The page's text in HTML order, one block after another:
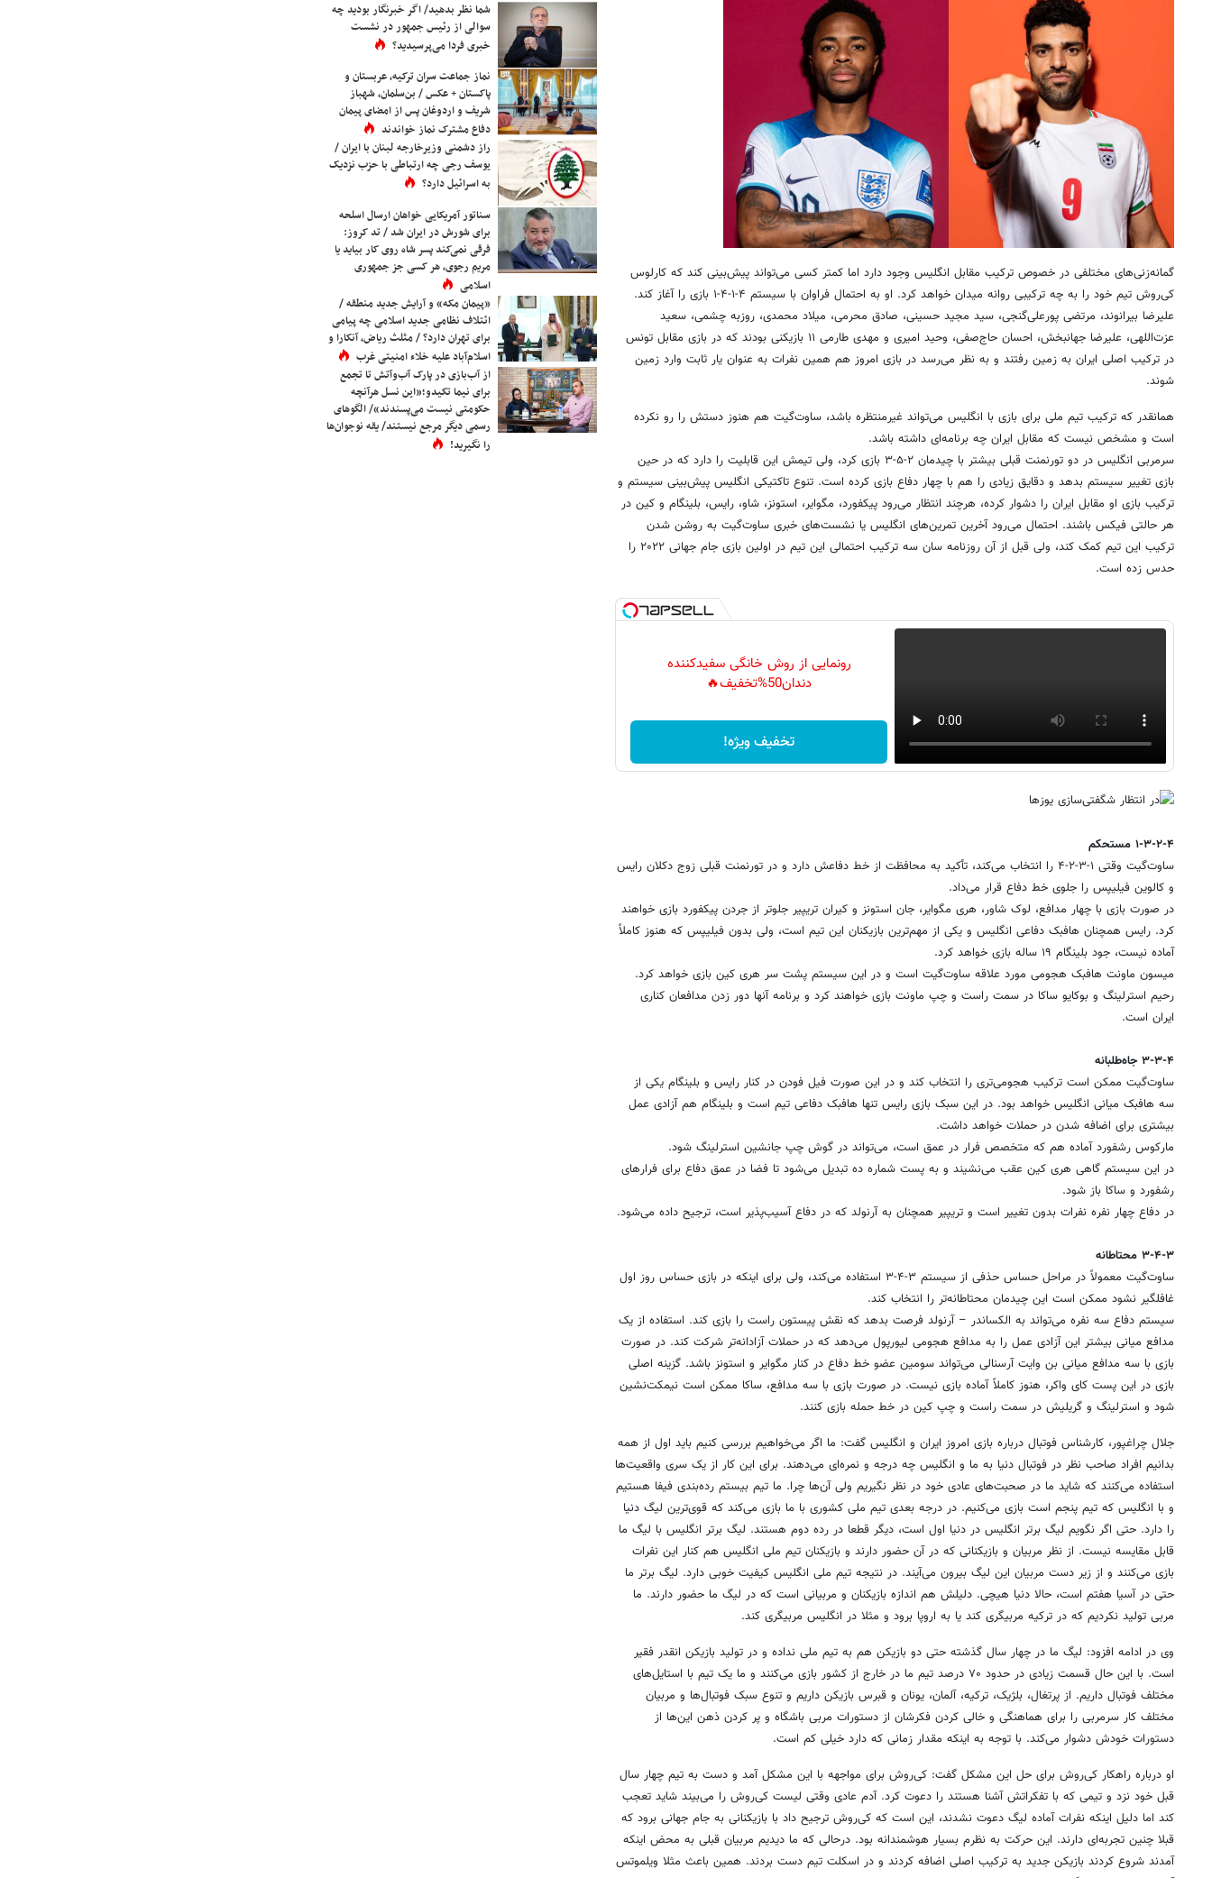
گمانه‌زنی‌های مختلفی در خصوص ترکیب مقابل انگلیس وجود دارد اما کمتر کسی می‌تواند پیش‌بینی کند که کارلوس
کی‌روش تیم خود را به چه ترکیبی روانه میدان خواهد کرد. او به احتمال فراوان با سیستم ۴-۱-۴-۱ بازی را آغاز کند.
علیرضا بیرانوند، مرتضی پورعلی‌گنجی، سید مجید حسینی، صادق محرمی، میلاد محمدی، روزبه چشمی، سعید
عزت‌اللهی، علیرضا جهانبخش، احسان حاج‌صفی، وحید امیری و مهدی طارمی ۱۱ بازیکنی بودند که در بازی مقابل تونس
در ترکیب اصلی ایران به زمین رفتند و به نظر می‌رسد در بازی امروز هم همین نفرات به عنوان یار ثابت وارد زمین
شوند.
همانقدر که ترکیب تیم ملی برای بازی با انگلیس می‌تواند غیرمنتظره باشد، ساوت‌گیت هم هنوز دستش را رو نکرده
است و مشخص نیست که مقابل ایران چه برنامه‌ای داشته باشد.
سرمربی انگلیس در دو تورنمنت قبلی بیشتر با چیدمان ۲-۵-۳ بازی کرد، ولی تیمش این قابلیت را دارد که در حین
بازی تغییر سیستم بدهد و دقایق زیادی را هم با چهار دفاع بازی کرده است. تنوع تاکتیکی انگلیس پیش‌بینی سیستم و
ترکیب بازی او مقابل ایران را دشوار کرده، هرچند انتظار می‌رود پیکفورد، مگوایر، استونز، شاو، رایس، بلینگام و کین در
هر حالتی فیکس باشند. احتمال می‌رود آخرین تمرین‌های انگلیس یا نشست‌های خبری ساوت‌گیت به روشن شدن
ترکیب این تیم کمک کند، ولی قبل از آن روزنامه سان سه ترکیب احتمالی این تیم در اولین بازی جام جهانی ۲۰۲۲ را
حدس زده است.
رونمایی از روش خانگی سفیدکننده
دندان50%تخفیف🔥
تخفیف ویژه!
۱-۳-۲-۴ مستحکم
ساوت‌گیت وقتی ۱-۳-۲-۴ را انتخاب می‌کند، تأکید به محافظت از خط دفاعش دارد و در تورنمنت قبلی زوج دکلان رایس
و کالوین فیلیپس را جلوی خط دفاع قرار می‌داد.
در صورت بازی با چهار مدافع، لوک شاور، هری مگوایر، جان استونز و کیران تریپیر جلوتر از جردن پیکفورد بازی خواهند
کرد. رایس همچنان هافبک دفاعی انگلیس و یکی از مهم‌ترین بازیکنان این تیم است، ولی بدون فیلیپس که هنوز کاملاً
آماده نیست، جود بلینگام ۱۹ ساله بازی خواهد کرد.
میسون ماونت هافبک هجومی مورد علاقه ساوت‌گیت است و در این سیستم پشت سر هری کین بازی خواهد کرد.
رحیم استرلینگ و بوکایو ساکا در سمت راست و چپ ماونت بازی خواهند کرد و برنامه آنها دور زدن مدافعان کناری
ایران است.
۳-۳-۴ جاه‌طلبانه
ساوت‌گیت ممکن است ترکیب هجومی‌تری را انتخاب کند و در این صورت فیل فودن در کنار رایس و بلینگام یکی از
سه هافبک میانی انگلیس خواهد بود. در این سبک بازی رایس تنها هافبک دفاعی تیم است و بلینگام هم آزادی عمل
بیشتری برای اضافه شدن در حملات خواهد داشت.
مارکوس رشفورد آماده هم که متخصص فرار در عمق است، می‌تواند در گوش چپ جانشین استرلینگ شود.
در این سیستم گاهی هری کین عقب می‌نشیند و به پست شماره ده تبدیل می‌شود تا فضا در عمق دفاع برای فرارهای
رشفورد و ساکا باز شود.
در دفاع چهار نفره نفرات بدون تغییر است و تریپیر همچنان به آرنولد که در دفاع آسیب‌پذیر است، ترجیح داده می‌شود.
۳-۴-۳ محتاطانه
ساوت‌گیت معمولاً در مراحل حساس حذفی از سیستم ۳-۴-۳ استفاده می‌کند، ولی برای اینکه در بازی حساس روز اول
غافلگیر نشود ممکن است این چیدمان محتاطانه‌تر را انتخاب کند.
سیستم دفاع سه نفره می‌تواند به الکساندر – آرنولد فرصت بدهد که نقش پیستون راست را بازی کند. استفاده از یک
مدافع میانی بیشتر این آزادی عمل را به مدافع هجومی لیورپول می‌دهد که در حملات آزادانه‌تر شرکت کند. در صورت
بازی با سه مدافع میانی بن وایت آرسنالی می‌تواند سومین عضو خط دفاع در کنار مگوایر و استونز باشد. گزینه اصلی
بازی در این پست کای واکر، هنوز کاملاً آماده بازی نیست. در صورت بازی با سه مدافع، ساکا ممکن است نیمکت‌نشین
شود و استرلینگ و گریلیش در سمت راست و چپ کین در خط حمله بازی کنند.
جلال چراغپور، کارشناس فوتبال درباره بازی امروز ایران و انگلیس گفت: ما اگر می‌خواهیم بررسی کنیم باید اول از همه
بدانیم افراد صاحب نظر در فوتبال دنیا به ما و انگلیس چه درجه و نمره‌ای می‌دهند. برای این کار از یک سری واقعیت‌ها
استفاده می‌کنند که شاید ما در صحبت‌های عادی خود در نظر نگیریم ولی آن‌ها چرا. ما تیم بیستم رده‌بندی فیفا هستیم
و با انگلیس که تیم پنجم است بازی می‌کنیم. در درجه بعدی تیم ملی کشوری با ما بازی می‌کند که قوی‌ترین لیگ دنیا
را دارد. حتی اگر نگویم لیگ برتر انگلیس در دنیا اول است، دیگر قطعا در رده دوم هستند. لیگ برتر انگلیس با لیگ ما
قابل مقایسه نیست. از نظر مربیان و بازیکنانی که در آن حضور دارند و بازیکنان تیم ملی انگلیس هم کنار این نفرات
بازی می‌کنند و از زیر دست مربیان این لیگ بیرون می‌آیند. در نتیجه تیم ملی انگلیس کیفیت خوبی دارد. لیگ برتر ما
حتی در آسیا هفتم است، حالا دنیا هیچی. دلیلش هم اندازه بازیکنان و مربیانی است که در لیگ ما حضور دارند. ما
مربی تولید نکردیم که در ترکیه مربیگری کند یا به اروپا برود و مثلا در انگلیس مربیگری کند.
وی در ادامه افزود: لیگ ما در چهار سال گذشته حتی دو بازیکن هم به تیم ملی نداده و در تولید بازیکن انقدر فقیر
است. با این حال قسمت زیادی در حدود ۷۰ درصد تیم ما در خارج از کشور بازی می‌کنند و ما یک تیم با استایل‌های
مختلف فوتبال داریم. از پرتغال، بلژیک، ترکیه، آلمان، یونان و قبرس بازیکن داریم و تنوع سبک فوتبال‌ها و مربیان
مختلف کار سرمربی را برای هماهنگی و خالی کردن فکرشان از دستورات مربی باشگاه و پر کردن ذهن این‌ها از
دستورات خودش دشوار می‌کند. با توجه به اینکه مقدار زمانی که دارد خیلی کم است.
او درباره راهکار کی‌روش برای حل این مشکل گفت: کی‌روش برای مواجهه با این مشکل آمد و دست به تیم چهار سال
قبل خود نزد و تیمی که با تفکراتش آشنا هستند را دعوت کرد. آدم عادی وقتی لیست کی‌روش را می‌بیند شاید تعجب
کند اما دلیل اینکه نفرات آماده لیگ دعوت نشدند، این است که کی‌روش ترجیح داد با بازیکنانی به جام جهانی برود که
قبلا چنین تجربه‌ای دارند. این حرکت به نظرم بسیار هوشمندانه بود. درحالی که ما دیدیم مربیان قبلی به محض اینکه
آمدند شروع کردند بازیکن جدید به ترکیب اصلی اضافه کردند و در اسکلت تیم دست بردند. همین باعث مثلا ویلموتس
شما نظر بدهید/ اگر خبرنگار بودید چه
سوالی از رئیس جمهور در نشست
خبری فردا می‌پرسیدید؟
نماز جماعت سران ترکیه، عربستان و
پاکستان + عکس / بن‌سلمان، شهباز
شریف و اردوغان پس از امضای پیمان
دفاع مشترک نماز خواندند
راز دشمنی وزیرخارجه لبنان با ایران /
یوسف رجی چه ارتباطی با حزب نزدیک
به اسرائیل دارد؟
سناتور آمریکایی خواهان ارسال اسلحه
برای شورش در ایران شد / تد کروز:
فرقی نمی‌کند پسر شاه روی کار بیاید یا
مریم رجوی، هر کسی جز جمهوری
اسلامی
«پیمان مکه» و آرایش جدید منطقه /
ائتلاف نظامی جدید اسلامی چه پیامی
برای تهران دارد؟ / مثلث ریاض، آنکارا و
اسلام‌آباد علیه خلاء امنیتی غرب
از آب‌بازی در پارک آب‌وآتش تا تجمع
برای نیما تکیدو؛«این نسل هرآنچه
حکومتی نیست می‌پسندند»/ الگوهای
رسمی دیگر مرجع نیستند/ یقه نوجوان‌ها
را نگیرید!